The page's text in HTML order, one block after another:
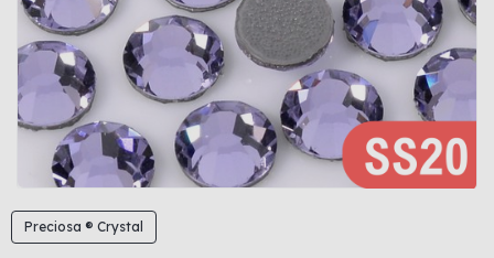
Preciosa ® Crystal